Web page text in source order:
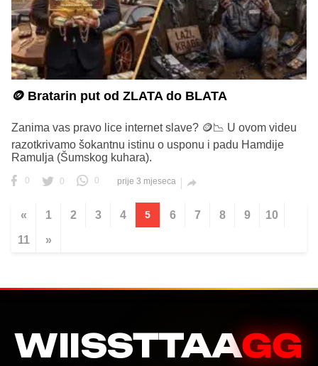
🪙 Bratarin put od ZLATA do BLATA
Zanima vas pravo lice internet slave? 🪙📉 U ovom videu
razotkrivamo šokantnu istinu o usponu i padu Hamdije
Ramulja (Šumskog kuhara).
0 0 0 prije 3 mjeseca 
« 1 2 3 4 5 6 7 8 9 10
11 »
WIISSTTAAGG